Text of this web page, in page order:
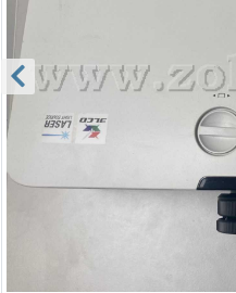
zurück blättern